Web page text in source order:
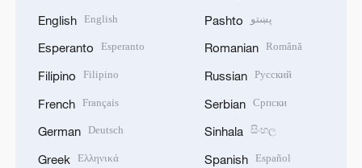
English English
Esperanto Esperanto
Filipino Filipino
French Français
German Deutsch
Greek Ελληνικά
Pashto پښتو
Romanian Română
Russian Русский
Serbian Српски
Sinhala සිංහල
Spanish Español